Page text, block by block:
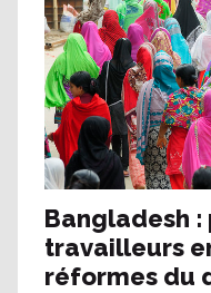
Bangladesh :
travailleurs
réformes du